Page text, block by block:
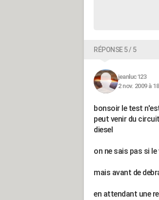
RÉPONSE 5 / 5
jeanluc123
2 nov. 2009 à
bonsoir le test
peut venir du
diesel
on ne sais pas si
mais avant de
en attendant une